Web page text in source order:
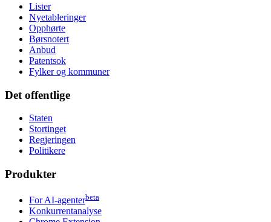
Lister
Nyetableringer
Opphørte
Børsnotert
Anbud
Patentsok
Fylker og kommuner
Det offentlige
Staten
Stortinget
Regjeringen
Politikere
Produkter
For AI-agenterbeta
Konkurrentanalyse